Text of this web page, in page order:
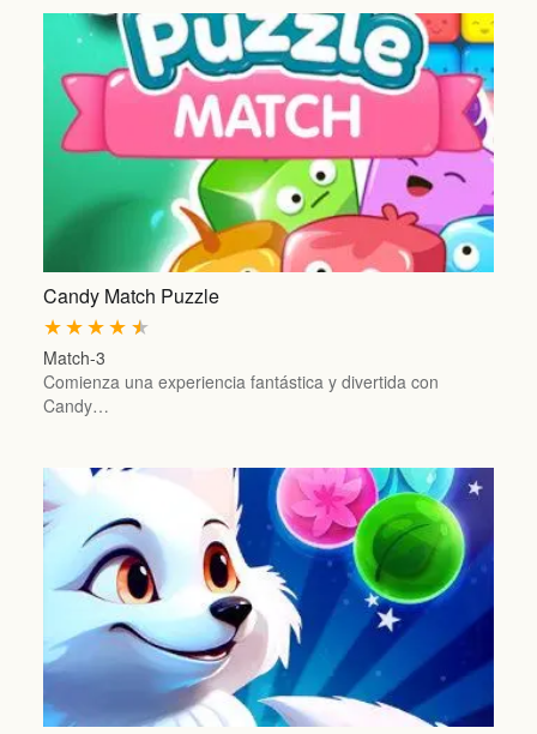
Candy Match Puzzle
★
★
★
★
★
Match-3
Comienza una experiencia fantástica y divertida con
Candy…